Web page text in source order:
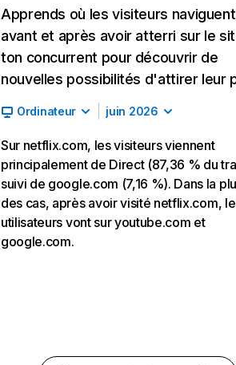
Apprends où les visiteurs naviguent
avant et après avoir atterri sur le
ton concurrent pour découvrir de
nouvelles possibilités d'attirer leur
Ordinateur juin 2026
Sur netflix.com, les visiteurs viennent
principalement de Direct (87,36 % du
suivi de google.com (7,16 %). Dans la
des cas, après avoir visité netflix.com,
utilisateurs vont sur youtube.com et
google.com.